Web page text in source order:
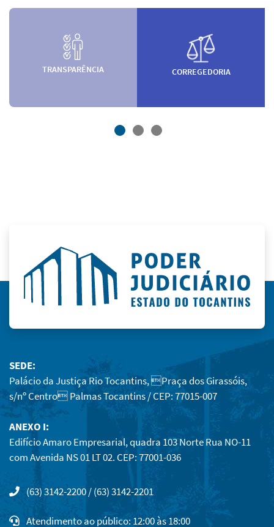
TRANSPARÊNCIA CORREGEDORIA
SEDE:
Palácio da Justiça Rio Tocantins, Praça dos Girassóis,
s/nº Centro Palmas Tocantins / CEP: 77015-007
ANEXO I:
Edifício Amaro Empresarial, quadra 103 Norte Rua NO-11
com Avenida NS 01 LT 02. CEP: 77001-036
(63) 3142-2200 / (63) 3142-2201
Atendimento ao público: 12:00 às 18:00